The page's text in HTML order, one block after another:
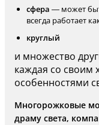
сфера — может
всегда работает
круглый
и множество
каждая со своим
особенностями
Многорожковые
драму света,